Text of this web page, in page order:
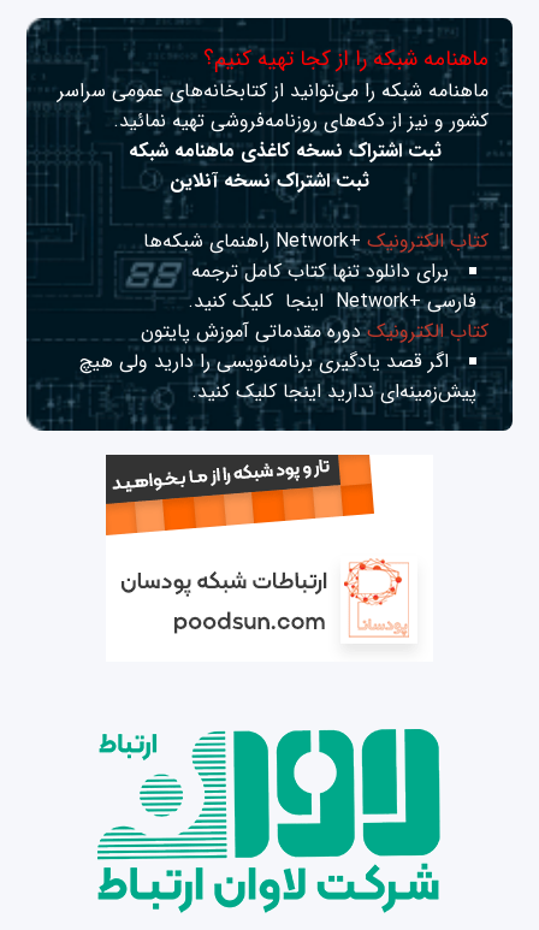
ماهنامه شبکه را از کجا تهیه کنیم؟
ماهنامه شبکه را می‌توانید از کتابخانه‌های عمومی سراسر
کشور و نیز از دکه‌های روزنامه‌فروشی تهیه نمائید.
ثبت اشتراک نسخه کاغذی ماهنامه شبکه
ثبت اشتراک نسخه آنلاین
کتاب الکترونیک+Network راهنمای شبکه‌ها
برای دانلود تنها کتاب کامل ترجمه
فارسی +Network
اینجا کلیک کنید.
کتاب الکترونیکدوره مقدماتی آموزش پایتون
اگر قصد یادگیری برنامه‌نویسی را دارید ولی هیچ
پیش‌زمینه‌ای نداریداینجا کلیک کنید.